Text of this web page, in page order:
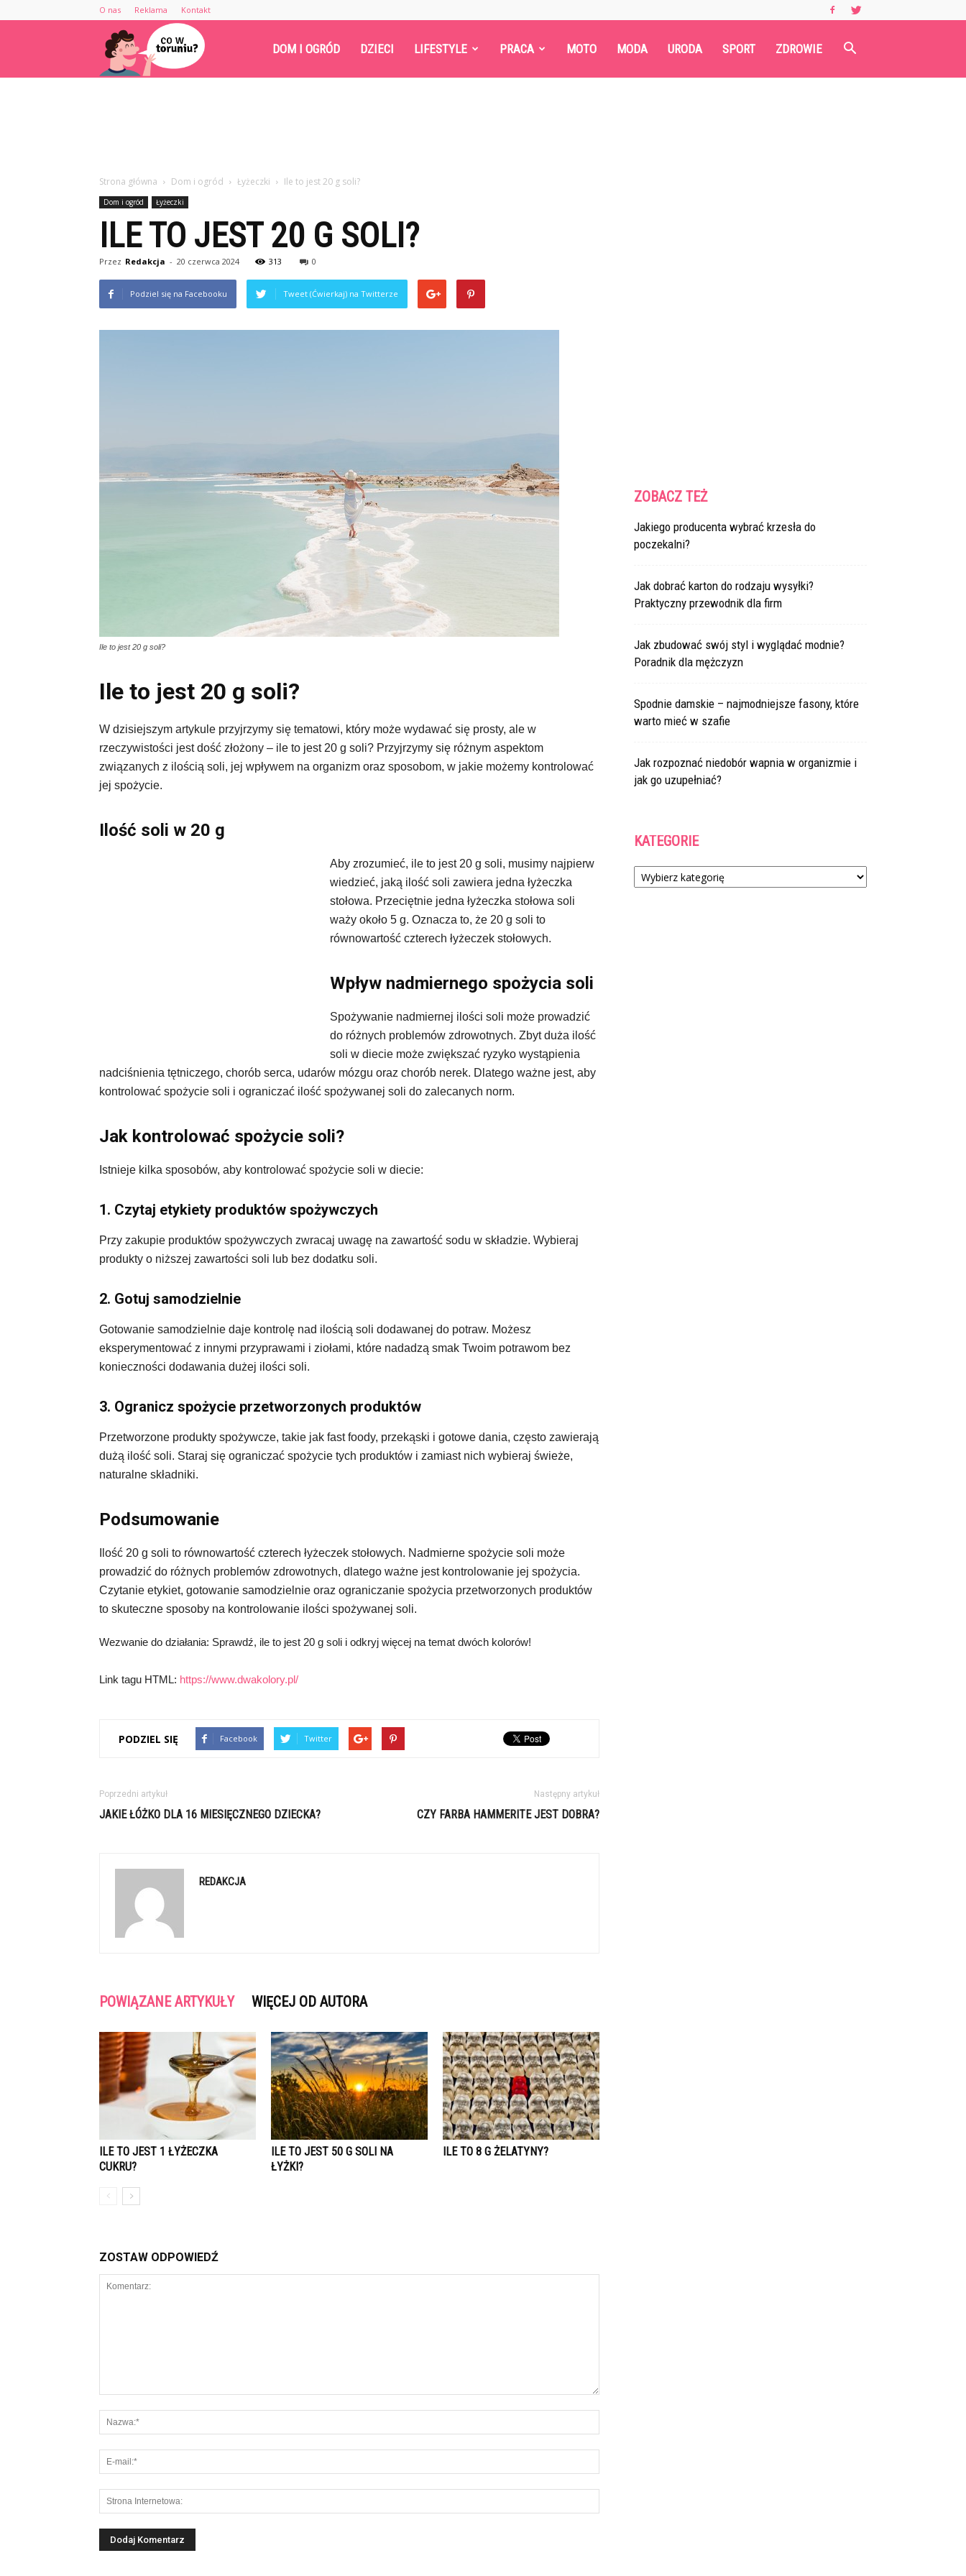
O nas Reklama Kontakt
Cowtoruniu.pl DOM I OGRÓD DZIECI LIFESTYLE PRACA MOTO MODA URODA SPORT ZDROWIE
Strona główna Dom i ogród Łyżeczki Ile to jest 20 g soli?
Dom i ogród Łyżeczki
ILE TO JEST 20 G SOLI?
Przez Redakcja - 20 czerwca 2024 313 0
Podziel się na Facebooku Tweet (Ćwierkaj) na Twitterze
Ile to jest 20 g soli?
Ile to jest 20 g soli?
W dzisiejszym artykule przyjrzymy się tematowi, który może wydawać się prosty, ale w
rzeczywistości jest dość złożony – ile to jest 20 g soli? Przyjrzymy się różnym aspektom
związanych z ilością soli, jej wpływem na organizm oraz sposobom, w jakie możemy kontrolować
jej spożycie.
Ilość soli w 20 g
Aby zrozumieć, ile to jest 20 g soli, musimy najpierw
wiedzieć, jaką ilość soli zawiera jedna łyżeczka
stołowa. Przeciętnie jedna łyżeczka stołowa soli
waży około 5 g. Oznacza to, że 20 g soli to
równowartość czterech łyżeczek stołowych.
Wpływ nadmiernego spożycia soli
Spożywanie nadmiernej ilości soli może prowadzić
do różnych problemów zdrowotnych. Zbyt duża ilość
soli w diecie może zwiększać ryzyko wystąpienia
nadciśnienia tętniczego, chorób serca, udarów mózgu oraz chorób nerek. Dlatego ważne jest, aby
kontrolować spożycie soli i ograniczać ilość spożywanej soli do zalecanych norm.
Jak kontrolować spożycie soli?
Istnieje kilka sposobów, aby kontrolować spożycie soli w diecie:
1. Czytaj etykiety produktów spożywczych
Przy zakupie produktów spożywczych zwracaj uwagę na zawartość sodu w składzie. Wybieraj
produkty o niższej zawartości soli lub bez dodatku soli.
2. Gotuj samodzielnie
Gotowanie samodzielnie daje kontrolę nad ilością soli dodawanej do potraw. Możesz
eksperymentować z innymi przyprawami i ziołami, które nadadzą smak Twoim potrawom bez
konieczności dodawania dużej ilości soli.
3. Ogranicz spożycie przetworzonych produktów
Przetworzone produkty spożywcze, takie jak fast foody, przekąski i gotowe dania, często zawierają
dużą ilość soli. Staraj się ograniczać spożycie tych produktów i zamiast nich wybieraj świeże,
naturalne składniki.
Podsumowanie
Ilość 20 g soli to równowartość czterech łyżeczek stołowych. Nadmierne spożycie soli może
prowadzić do różnych problemów zdrowotnych, dlatego ważne jest kontrolowanie jej spożycia.
Czytanie etykiet, gotowanie samodzielnie oraz ograniczanie spożycia przetworzonych produktów
to skuteczne sposoby na kontrolowanie ilości spożywanej soli.
Wezwanie do działania: Sprawdź, ile to jest 20 g soli i odkryj więcej na temat dwóch kolorów!
Link tagu HTML: https://www.dwakolory.pl/
PODZIEL SIĘ Facebook Twitter
Poprzedni artykuł
JAKIE ŁÓŻKO DLA 16 MIESIĘCZNEGO DZIECKA?
Następny artykuł
CZY FARBA HAMMERITE JEST DOBRA?
REDAKCJA
POWIĄZANE ARTYKUŁY WIĘCEJ OD AUTORA
ILE TO JEST 1 ŁYŻECZKA
CUKRU?
ILE TO JEST 50 G SOLI NA
ŁYŻKI?
ILE TO 8 G ŻELATYNY?
ZOSTAW ODPOWIEDŹ
ZOBACZ TEŻ
Jakiego producenta wybrać krzesła do
poczekalni?
Jak dobrać karton do rodzaju wysyłki?
Praktyczny przewodnik dla firm
Jak zbudować swój styl i wyglądać modnie?
Poradnik dla mężczyzn
Spodnie damskie – najmodniejsze fasony, które
warto mieć w szafie
Jak rozpoznać niedobór wapnia w organizmie i
jak go uzupełniać?
KATEGORIE
Kategorie